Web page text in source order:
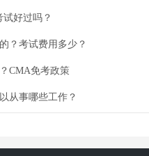
试好过吗？
？考试费用多少？
CMA免考政策
从事哪些工作？